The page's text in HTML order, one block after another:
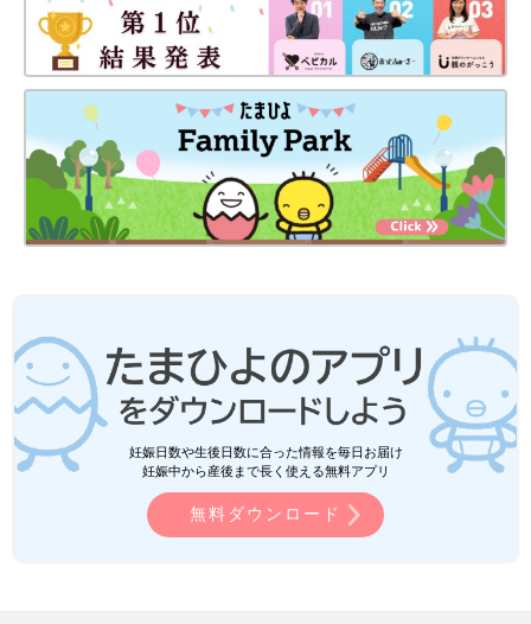
妊娠日数や生後日数に合った情報を毎日お届け
妊娠中から産後まで長く使える無料アプリ
無料ダウンロード